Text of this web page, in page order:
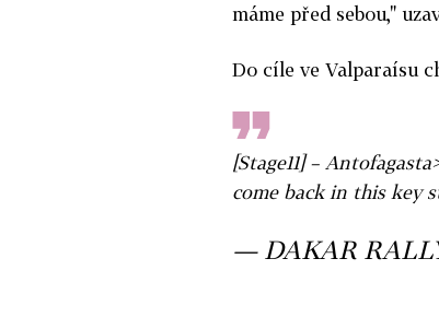
máme před sebou,"
Do cíle ve Valparaísu
[Stage11] –
come back in this key
— DAKAR